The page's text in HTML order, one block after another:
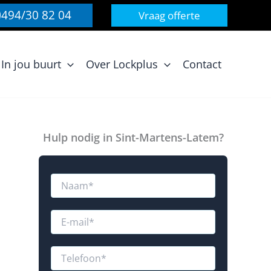
30 82 04 Vraag offerte
In jou buurt Over Lockplus Contact
Hulp nodig in Sint-Martens-Latem?
N
mE
aT